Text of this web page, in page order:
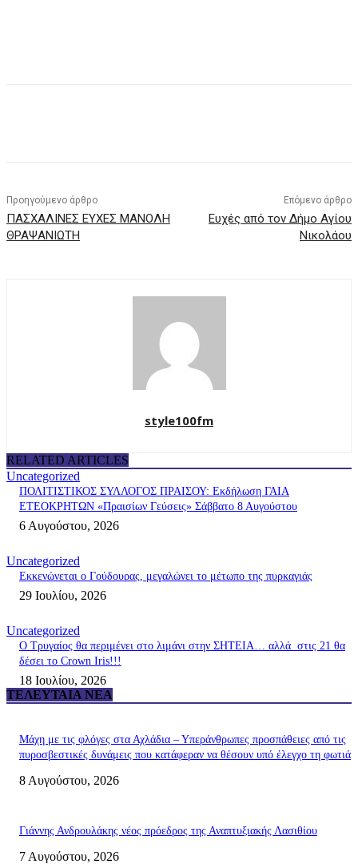
Προηγούμενο άρθρο
ΠΑΣΧΑΛΙΝΕΣ ΕΥΧΕΣ ΜΑΝΟΛΗ
ΘΡΑΨΑΝΙΩΤΗ
Επόμενο άρθρο
Ευχές από τον Δήμο Αγίου
Νικολάου
style100fm
RELATED ARTICLES
Uncategorized
ΠΟΛΙΤΙΣΤΙΚΟΣ ΣΥΛΛΟΓΟΣ ΠΡΑΙΣΟΥ: Εκδήλωση ΓΑΙΑ
ΕΤΕΟΚΡΗΤΩΝ «Πραισίων Γεύσεις» Σάββατο 8 Αυγούστου
6 Αυγούστου, 2026
Uncategorized
Εκκενώνεται ο Γούδουρας, μεγαλώνει το μέτωπο της πυρκαγιάς
29 Ιουλίου, 2026
Uncategorized
Ο Τρυγαίος θα περιμένει στο λιμάνι στην ΣΗΤΕΙΑ… αλλά στις 21 θα
δέσει το Crown Iris!!!
18 Ιουλίου, 2026
ΤΕΛΕΥΤΑΊΑ ΝΈΑ
Μάχη με τις φλόγες στα Αχλάδια – Υπεράνθρωπες προσπάθειες από τις
πυροσβεστικές δυνάμεις που κατάφεραν να θέσουν υπό έλεγχο τη φωτιά
8 Αυγούστου, 2026
Γιάννης Ανδρουλάκης νέος πρόεδρος της Αναπτυξιακής Λασιθίου
7 Αυγούστου, 2026